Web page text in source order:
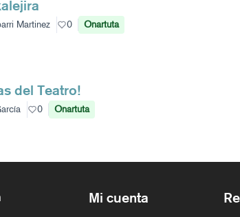
Martinez 0 Onartuta
del Teatro!
0 Onartuta
Mi cuenta